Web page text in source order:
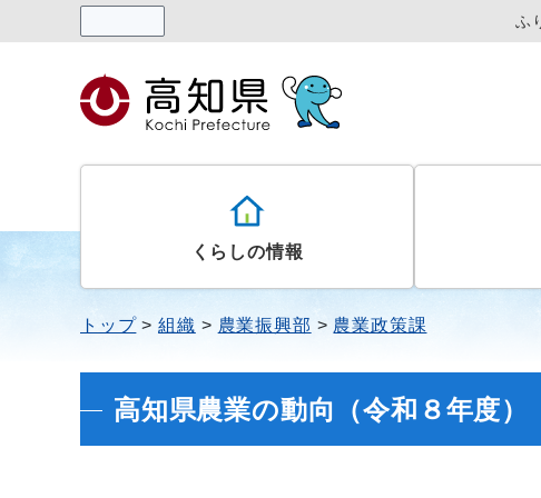
ふ
くらしの情報
トップ 組織 農業振興部 農業政策課
高知県農業の動向（令和８年度）